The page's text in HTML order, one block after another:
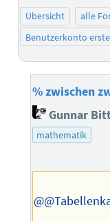
Übersicht alle
Benutzerkonto
% zwischen
Gunnar
mathematik